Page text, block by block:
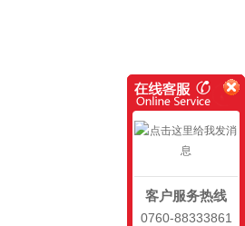
客户服务热线
0760-88333861